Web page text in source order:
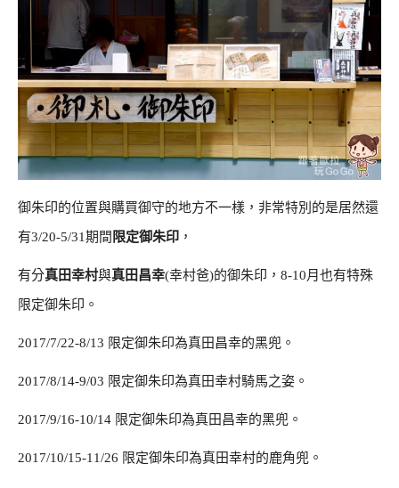
御朱印的位置與購買御守的地方不一樣，非常特別的是居然還
有3/20-5/31期間 限定御朱印 ，
有分真田幸村與真田昌幸(幸村爸)的御朱印，8-10月也有特殊
限定御朱印。
2017/7/22-8/13 限定御朱印為真田昌幸的黑兜。
2017/8/14-9/03 限定御朱印為真田幸村騎馬之姿。
2017/9/16-10/14 限定御朱印為真田昌幸的黑兜。
2017/10/15-11/26 限定御朱印為真田幸村的鹿角兜。